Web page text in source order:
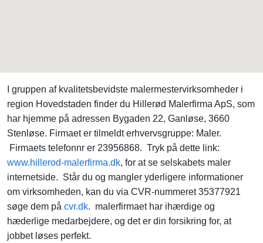
I gruppen af kvalitetsbevidste malermestervirksomheder i
region Hovedstaden finder du Hillerød Malerfirma ApS, som
har hjemme på adressen Bygaden 22, Ganløse, 3660
Stenløse. Firmaet er tilmeldt erhvervsgruppe: Maler.
Firmaets telefonnr er 23956868. Tryk på dette link:
www.hillerod-malerfirma.dk, for at se selskabets maler
internetside. Står du og mangler yderligere informationer
om virksomheden, kan du via CVR-nummeret 35377921
søge dem på cvr.dk. malerfirmaet har ihærdige og
hæderlige medarbejdere, og det er din forsikring for, at
jobbet løses perfekt.